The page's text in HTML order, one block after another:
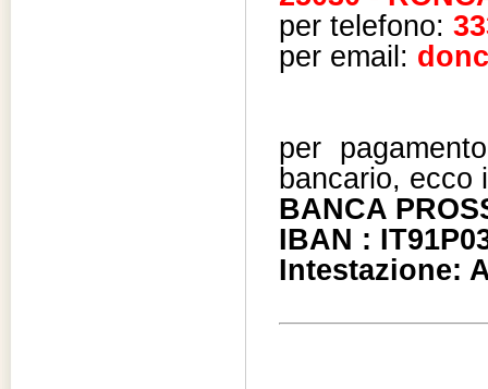
per telefono:
per email:
per
bancario, ecco
BANCA
IBAN :
Intestazione: